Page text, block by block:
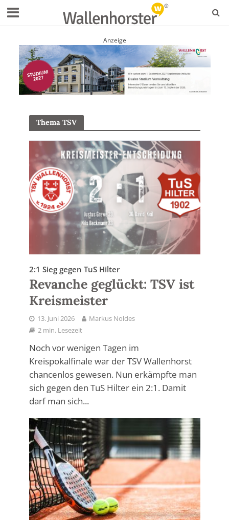
Anzeige
Thema TSV
2:1 Sieg gegen TuS Hilter
Revanche geglückt: TSV ist
Kreismeister
13. Juni 2026
Markus Noldes
2 min. Lesezeit
Noch vor wenigen Tagen im
Kreispokalfinale war der TSV Wallenhorst
chancenlos gewesen. Nun erkämpfte man
sich gegen den TuS Hilter ein 2:1. Damit
darf man sich...